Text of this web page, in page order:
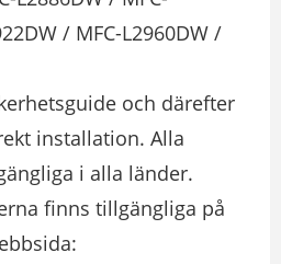
/ MFC-L2960DW /
och därefter
installation. Alla
i alla länder.
finns tillgängliga på